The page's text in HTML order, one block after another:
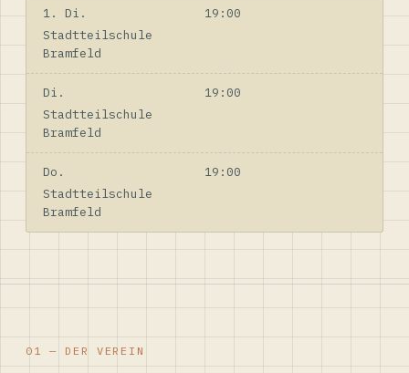
1. Di.
19:00
Stadtteilschule
Bramfeld
Di.
19:00
Stadtteilschule
Bramfeld
Do.
19:00
Stadtteilschule
Bramfeld
01 — DER VEREIN